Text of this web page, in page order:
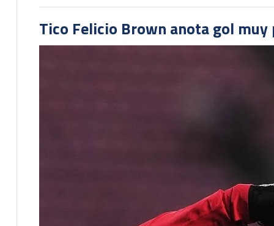
Tico Felicio Brown anota gol muy